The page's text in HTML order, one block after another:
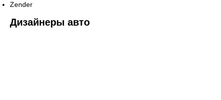
Zender
Дизайнеры авто